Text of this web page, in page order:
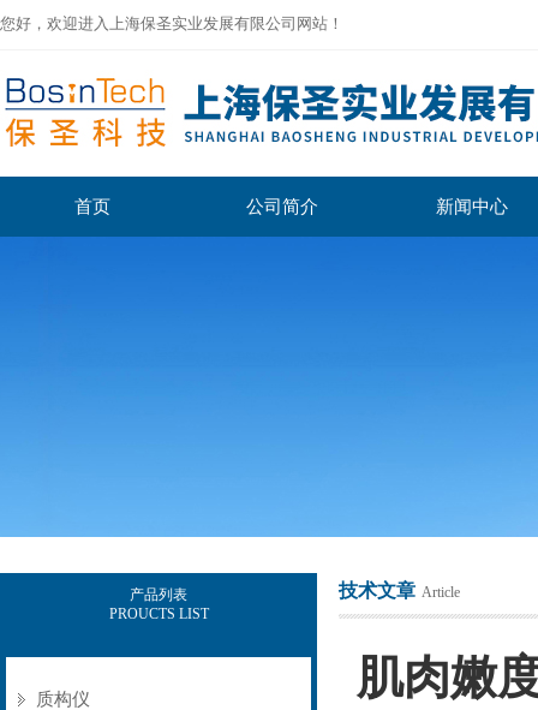
您好，欢迎进入上海保圣实业发展有限公司网站！
首页 公司简介 新闻中心
产品列表
PROUCTS LIST
质构仪
技术文章 Article
肌肉嫩